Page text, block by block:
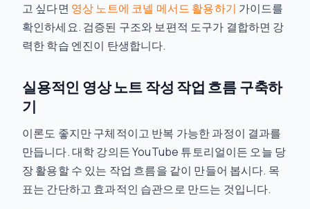
고 싶다면 영상 노트에 코넬 메서드 활용하기 가이드를
확인하세요. 검증된 구조와 보편적 도구가 결합하면 강
력한 학습 엔진이 탄생합니다.
실용적인 영상 노트 작성 작업 흐름 구축하
기
이론도 좋지만 구체적이고 반복 가능한 과정이 결과를
만듭니다. 대학 강의든 YouTube 튜토리얼이든 오늘 당
장 활용할 수 있는 작업 흐름을 같이 만들어 봅시다. 목
표는 간단하고 효과적인 습관으로 만드는 것입니다.